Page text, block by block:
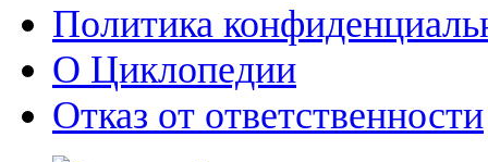
Политика
О Циклопедии
Отказ от ответственности